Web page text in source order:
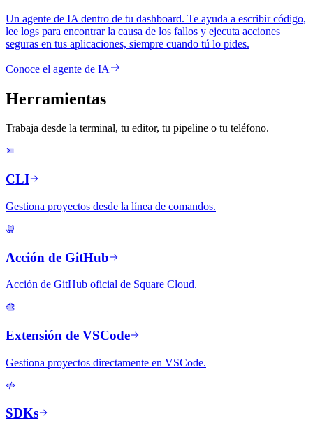
Un agente de IA dentro de tu dashboard. Te ayuda a escribir código,
lee logs para encontrar la causa de los fallos y ejecuta acciones
seguras en tus aplicaciones, siempre cuando tú lo pides.
Conoce el agente de IA
Herramientas
Trabaja desde la terminal, tu editor, tu pipeline o tu teléfono.
CLI
Gestiona proyectos desde la línea de comandos.
Acción de GitHub
Acción de GitHub oficial de Square Cloud.
Extensión de VSCode
Gestiona proyectos directamente en VSCode.
SDKs